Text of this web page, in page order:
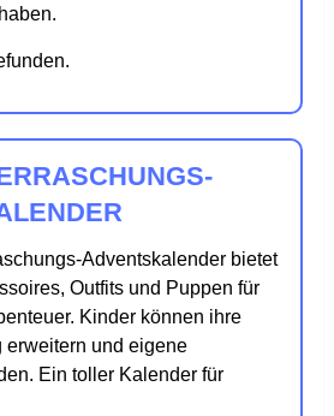
Adventskalender bietet
Outfits und Puppen für
Kinder können ihre
erweitern und eigene
Ein toller Kalender für